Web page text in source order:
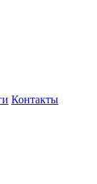
Контакты